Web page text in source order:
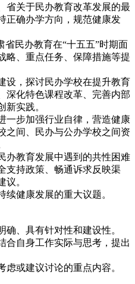
省关于民办教育改革发展的最
正确办学方向，规范健康发
省民办教育在“十五五”时期面
略、重点任务、保障措施等提
设，探讨民办学校在提升教育
深化特色课程改革、完善内部
新实践。
一步加强行业自律，营造健康
之间、民办与公办学校之间资
办教育发展中遇到的共性困难
支持政策、畅通诉求反映渠
议。
续健康发展的重大议题。
确、具有针对性和建设性。
合自身工作实际与思考，提出
虑或建议讨论的重点内容。